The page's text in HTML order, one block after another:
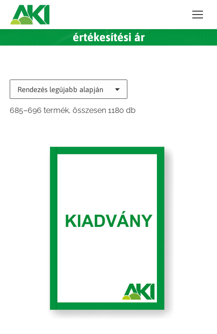
értékesítési ár
685–696 termék, összesen 1180 dbSorted